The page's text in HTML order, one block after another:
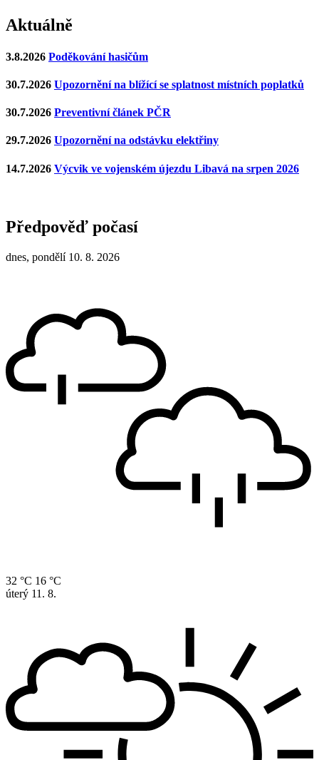
Aktuálně
3.8.2026 Poděkování hasičům
30.7.2026 Upozornění na blížící se splatnost místních poplatků
30.7.2026 Preventivní článek PČR
29.7.2026 Upozornění na odstávku elektřiny
14.7.2026 Výcvik ve vojenském újezdu Libavá na srpen 2026
Předpověď počasí
dnes, pondělí 10. 8. 2026
32 °C 16 °C
úterý 11. 8.